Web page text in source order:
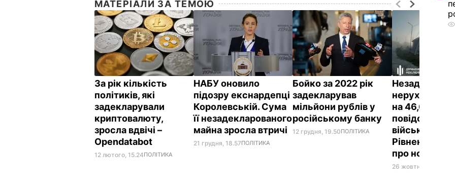
МАТЕРІАЛИ ЗА ТЕМОЮ
За рік кількість
політиків, які
задекларували
криптовалюту,
зросла вдвічі –
Opendatabot
12 лютого, 15.24ПОЛІТИКА
НАБУ оновило
підозру екснардепці
Королевській. Сума
її незадекларованого
майна зросла втричі
21 грудня, 18.57ПОЛІТИКА
Бойко за 2022 рік
задекларував
мільйони рублів у
російському банку
12 грудня, 19.50ПОЛІТИКА
нерухомість
на 46,6 млн
повідомило
військкома
Рівненської
про нову
26 жовтня, 14.11